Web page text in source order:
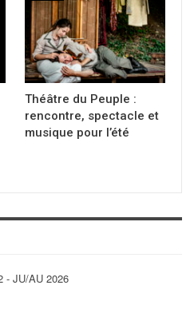
Théâtre du Peuple :
rencontre, spectacle et
musique pour l’été
- JU/AU 2026